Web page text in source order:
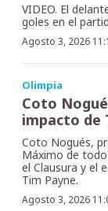
VIDEO. El
goles en el
Agosto 3, 2026
Olimpia
Coto
impacto de
Coto Nogués,
Máximo de
el Clausura y el
Tim Payne.
Agosto 3, 2026